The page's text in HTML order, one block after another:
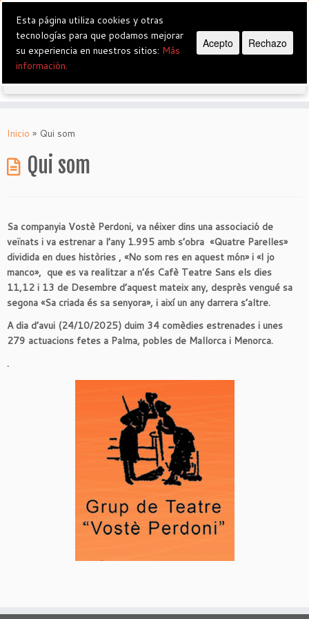
Grup de Teatre Vostè Perdoni
Inicio » Qui som
Qui som
Sa companyia Vostè Perdoni, va néixer dins una associació de
veïnats i va estrenar a l’any 1.995 amb s’obra «Quatre Parelles»
dividida en dues històries , «No som res en aquest món» i «I jo
manco», que es va realitzar a n’és Cafè Teatre Sans els dies
11,12 i 13 de Desembre d’aquest mateix any, desprès vengué sa
segona «Sa criada és sa senyora», i així un any darrera s’altre.
A dia d’avui (24/10/2025) duim 34 comèdies estrenades i unes
279 actuacions fetes a Palma, pobles de Mallorca i Menorca.
.
Esta página utiliza cookies y otras
tecnologías para que podamos mejorar
su experiencia en nuestros sitios: Más
información.
Acepto Rechazo